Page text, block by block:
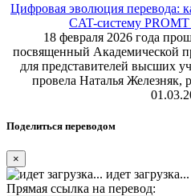
Цифровая эволюция перевода:
CAT-систему
18 февраля 2026 года
посвященный Академической
для представителей высших
провела Наталья Железняк,
Поделиться переводом
×
идет загрузка...
Прямая ссылка на перевод: